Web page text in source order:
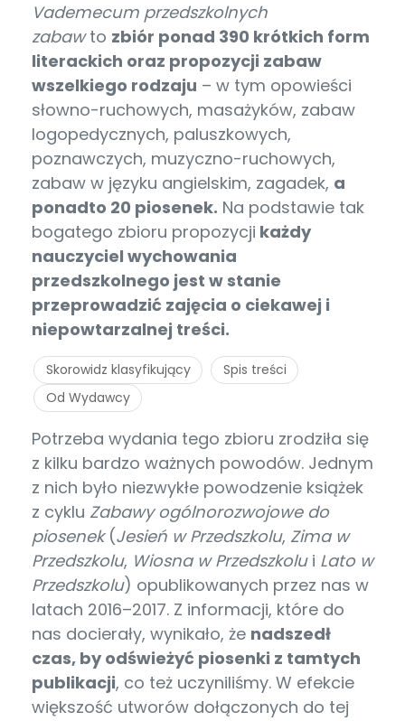
Vademecum przedszkolnych
zabawto zbiór ponad 390 krótkich form
literackich oraz propozycji zabaw
wszelkiego rodzaju – w tym opowieści
słowno-ruchowych, masażyków, zabaw
logopedycznych, paluszkowych,
poznawczych, muzyczno-ruchowych,
zabaw w języku angielskim, zagadek, a
ponadto 20 piosenek. Na podstawie tak
bogatego zbioru propozycji każdy
nauczyciel wychowania
przedszkolnego jest w stanie
przeprowadzić zajęcia o ciekawej i
niepowtarzalnej treści.
Skorowidz klasyfikujący
Spis treści
Od Wydawcy
Potrzeba wydania tego zbioru zrodziła się
z kilku bardzo ważnych powodów. Jednym
z nich było niezwykłe powodzenie książek
z cyklu Zabawy ogólnorozwojowe do
piosenek(Jesień w Przedszkolu, Zima w
Przedszkolu, Wiosna w Przedszkolui Lato w
Przedszkolu) opublikowanych przez nas w
latach 2016–2017. Z informacji, które do
nas docierały, wynikało, że nadszedł
czas, by odświeżyć piosenki z tamtych
publikacji, co też uczyniliśmy. W efekcie
większość utworów dołączonych do tej